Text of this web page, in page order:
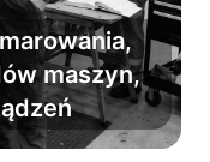
maszyn,
i
stanie.